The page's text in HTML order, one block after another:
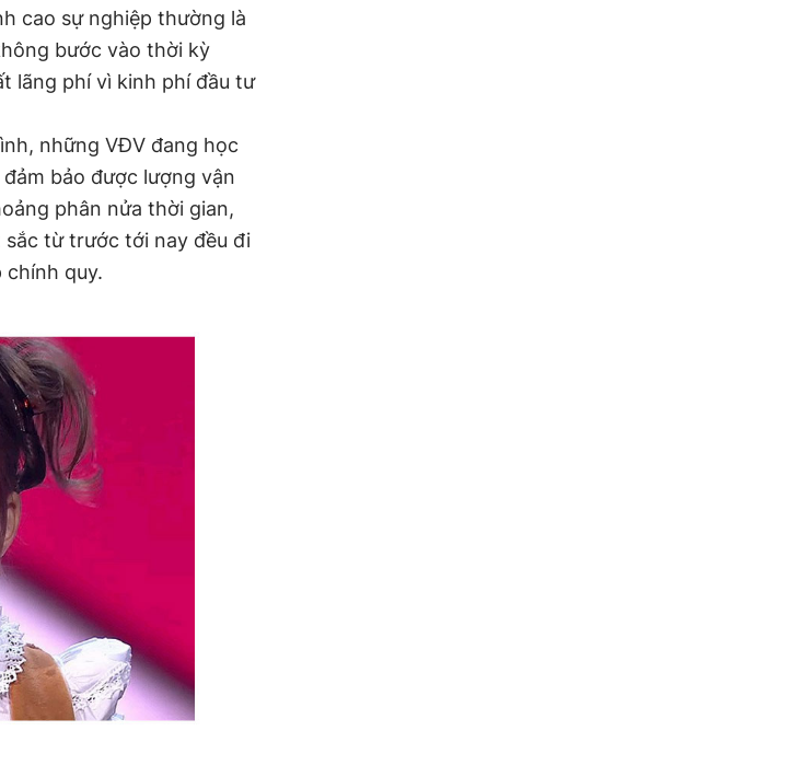
cao sự nghiệp thường là
bước vào thời kỳ
lãng phí vì kinh phí đầu tư
những VĐV đang học
bảo được lượng vận
phân nửa thời gian,
từ trước tới nay đều đi
quy.